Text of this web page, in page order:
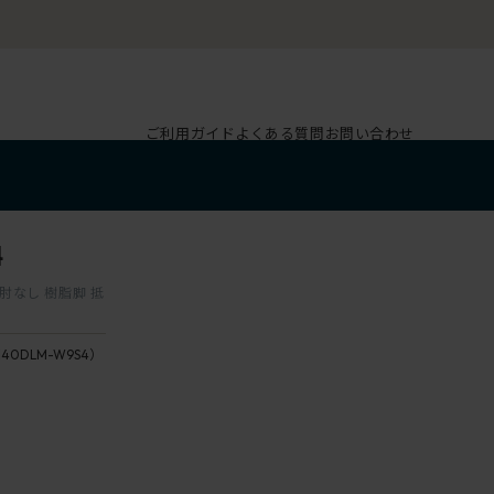
ご利用ガイド よくある質問お問い合わせ
なし 樹脂脚 抵
W9S4）